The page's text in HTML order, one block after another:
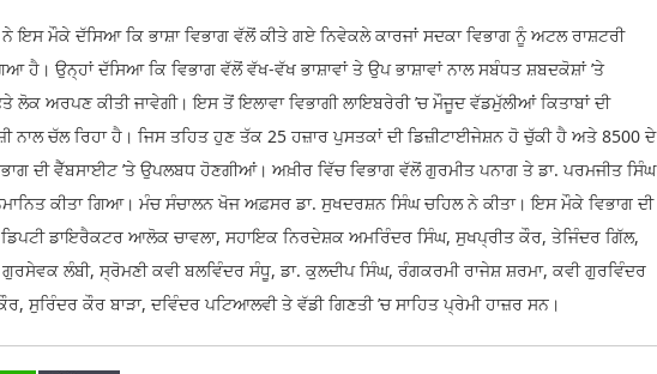
ਮੌਕੇ ਦੱਸਿਆ ਕਿ ਭਾਸ਼ਾ ਵਿਭਾਗ ਵੱਲੋਂ ਕੀਤੇ ਗਏ ਨਿਵੇਕਲੇ ਕਾਰਜਾਂ ਸਦਕਾ ਵਿਭਾਗ ਨੂੰ ਅਟਲ ਰਾਸ਼ਟਰੀ
ਹੈ। ਉਨ੍ਹਾਂ ਦੱਸਿਆ ਕਿ ਵਿਭਾਗ ਵੱਲੋਂ ਵੱਖ-ਵੱਖ ਭਾਸ਼ਾਵਾਂ ਤੇ ਉਪ ਭਾਸ਼ਾਵਾਂ ਨਾਲ ਸਬੰਧਤ ਸ਼ਬਦਕੋਸ਼ਾਂ ’ਤੇ
ਅਰਪਣ ਕੀਤੀ ਜਾਵੇਗੀ। ਇਸ ਤੋਂ ਇਲਾਵਾ ਵਿਭਾਗੀ ਲਾਇਬਰੇਰੀ ’ਚ ਮੌਜੂਦ ਵੱਡਮੁੱਲੀਆਂ ਕਿਤਾਬਾਂ ਦੀ
ਨਾਲ ਚੱਲ ਰਿਹਾ ਹੈ। ਜਿਸ ਤਹਿਤ ਹੁਣ ਤੱਕ 25 ਹਜ਼ਾਰ ਪੁਸਤਕਾਂ ਦੀ ਡਿਜ਼ੀਟਾਈਜੇਸ਼ਨ ਹੋ ਚੁੱਕੀ ਹੈ ਅਤੇ 8500 ਦੇ
ਦੀ ਵੈੱਬਸਾਈਟ ’ਤੇ ਉਪਲਬਧ ਹੋਣਗੀਆਂ। ਅਖ਼ੀਰ ਵਿੱਚ ਵਿਭਾਗ ਵੱਲੋਂ ਗੁਰਮੀਤ ਪਨਾਗ ਤੇ ਡਾ. ਪਰਮਜੀਤ ਸਿੰਘ
ਕੀਤਾ ਗਿਆ। ਮੰਚ ਸੰਚਾਲਨ ਖੋਜ ਅਫ਼ਸਰ ਡਾ. ਸੁਖਦਰਸ਼ਨ ਸਿੰਘ ਚਹਿਲ ਨੇ ਕੀਤਾ। ਇਸ ਮੌਕੇ ਵਿਭਾਗ ਦੀ
ਡਾਇਰੈਕਟਰ ਆਲੋਕ ਚਾਵਲਾ, ਸਹਾਇਕ ਨਿਰਦੇਸ਼ਕ ਅਮਰਿੰਦਰ ਸਿੰਘ, ਸੁਖਪ੍ਰੀਤ ਕੌਰ, ਤੇਜਿੰਦਰ ਗਿੱਲ,
ਲੰਬੀ, ਸ੍ਰੋਮਣੀ ਕਵੀ ਬਲਵਿੰਦਰ ਸੰਧੂ, ਡਾ. ਕੁਲਦੀਪ ਸਿੰਘ, ਰੰਗਕਰਮੀ ਰਾਜੇਸ਼ ਸ਼ਰਮਾ, ਕਵੀ ਗੁਰਵਿੰਦਰ
ਸੁਰਿੰਦਰ ਕੌਰ ਬਾੜਾ, ਦਵਿੰਦਰ ਪਟਿਆਲਵੀ ਤੇ ਵੱਡੀ ਗਿਣਤੀ ’ਚ ਸਾਹਿਤ ਪ੍ਰੇਮੀ ਹਾਜ਼ਰ ਸਨ।